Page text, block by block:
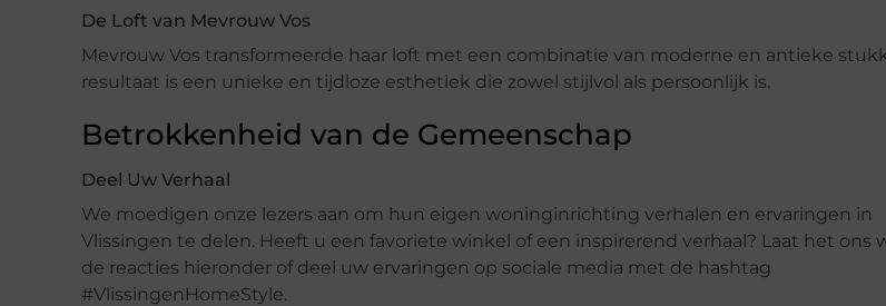
De Loft van Mevrouw Vos
Mevrouw Vos transformeerde haar loft met een combinatie van moderne en antieke
resultaat is een unieke en tijdloze esthetiek die zowel stijlvol als persoonlijk is.
Betrokkenheid van de Gemeenschap
Deel Uw Verhaal
We moedigen onze lezers aan om hun eigen woninginrichting verhalen en ervaringen in
Vlissingen te delen. Heeft u een favoriete winkel of een inspirerend verhaal? Laat het ons
de reacties hieronder of deel uw ervaringen op sociale media met de hashtag
#VlissingenHomeStyle.